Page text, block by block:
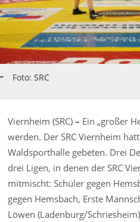
Foto: SRC
Viernheim (SRC)– Ein „großer
werden. Der SRC Viernheim
Waldsporthalle gebeten. Drei
drei Ligen, in denen der SRC
mitmischt: Schüler gegen
gegen Hemsbach, Erste
Löwen (Ladenburg/